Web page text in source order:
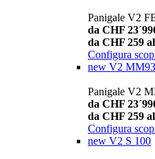
Panigale V2
da CHF
da CHF 259
Configura
new V2 MM93
Panigale V2
da CHF
da CHF 259
Configura
new V2 S 100